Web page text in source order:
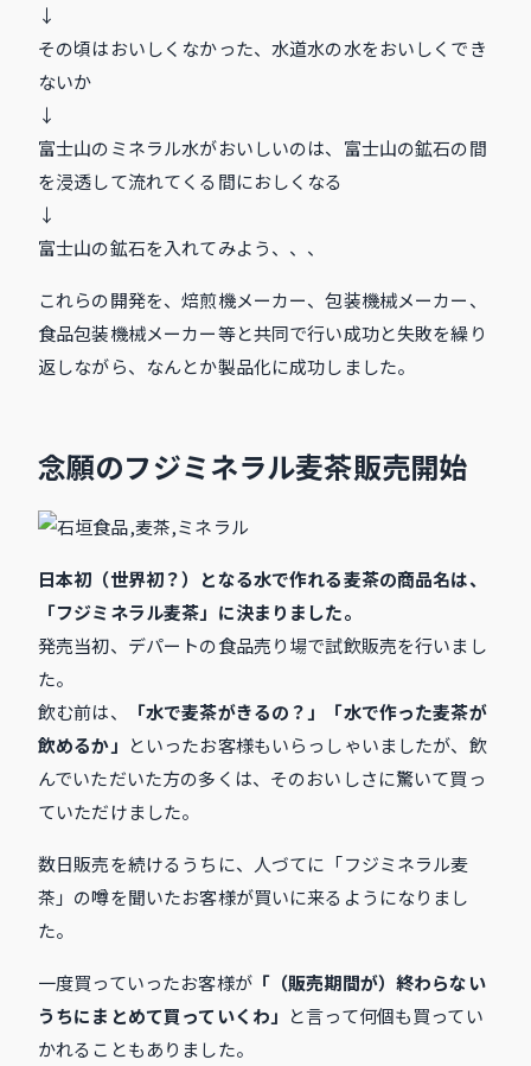
↓
その頃はおいしくなかった、水道水の水をおいしくでき
ないか
↓
富士山のミネラル水がおいしいのは、富士山の鉱石の間
を浸透して流れてくる間におしくなる
↓
富士山の鉱石を入れてみよう、、、
これらの開発を、焙煎機メーカー、包装機械メーカー、
食品包装機械メーカー等と共同で行い成功と失敗を繰り
返しながら、なんとか製品化に成功しました。
念願のフジミネラル麦茶販売開始
日本初（世界初？）となる水で作れる麦茶の商品名は、
「フジミネラル麦茶」に決まりました。
発売当初、デパートの食品売り場で試飲販売を行いまし
た。
飲む前は、
「水で麦茶がきるの？」「水で作った麦茶が
飲めるか」 といったお客様もいらっしゃいましたが、飲
んでいただいた方の多くは、そのおいしさに驚いて買っ
ていただけました。
数日販売を続けるうちに、人づてに「フジミネラル麦
茶」の噂を聞いたお客様が買いに来るようになりまし
た。
一度買っていったお客様が「（販売期間が）終わらない
うちにまとめて買っていくわ」 と言って何個も買ってい
かれることもありました。